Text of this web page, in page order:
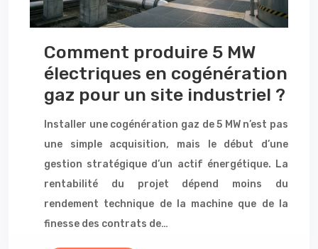
Comment produire 5 MW
électriques en cogénération
gaz pour un site industriel ?
Installer une cogénération gaz de 5 MW n’est pas
une simple acquisition, mais le début d’une
gestion stratégique d’un actif énergétique. La
rentabilité du projet dépend moins du
rendement technique de la machine que de la
finesse des contrats de…